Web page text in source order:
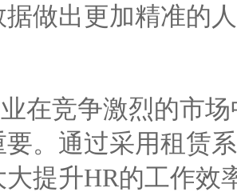
做出更加精准的
竞争激烈的市场
。通过采用租赁
提升HR的工作效